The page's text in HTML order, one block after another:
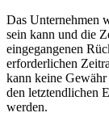
Das Unternehmen
sein kann und die
eingegangenen
erforderlichen
kann keine
den letztendlichen
werden.